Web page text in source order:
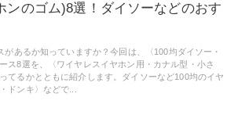
ンのゴム)8選！ダイソーなどのおす
あるか知っていますか？今回は、〈100均ダイソー・
ス8選を、〈ワイヤレスイヤホン用・カナル型・小さ
てるかとともに紹介します。ダイソーなど100均のイヤ
ドンキ〉などで...